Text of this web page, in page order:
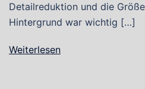
Detailreduktion und die
Hintergrund war wichtig […]
Weiterlesen